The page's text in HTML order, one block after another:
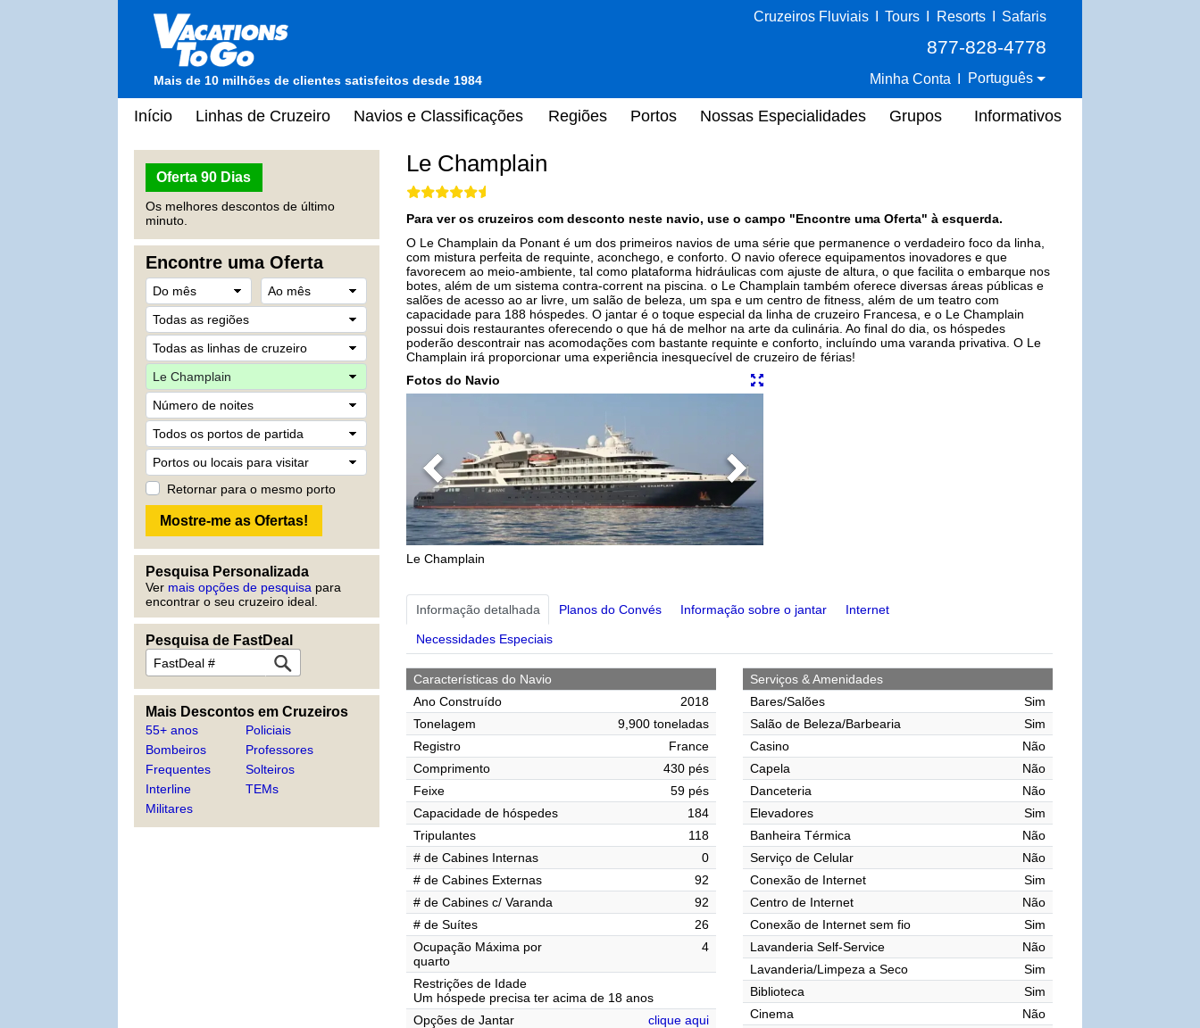
Mais de 10 milhões de clientes satisfeitos desde 1984
Cruzeiros Fluviais Tours Resorts Safaris
877-828-4778
Minha Conta Português
Início Linhas de Cruzeiro Navios e Classificações Regiões Portos Nossas Especialidades Grupos Informativos
Oferta 90 Dias
Os melhores descontos de último
minuto.
Encontre uma Oferta
Retornar para o mesmo porto
Pesquisa Personalizada
Ver mais opções de pesquisa para
encontrar o seu cruzeiro ideal.
Pesquisa de FastDeal
Mais Descontos em Cruzeiros
55+ anos
Bombeiros
Frequentes
Interline
Militares
Policiais
Professores
Solteiros
TEMs
Le Champlain
Para ver os cruzeiros com desconto neste navio, use o campo "Encontre uma Oferta" à esquerda.
O Le Champlain da Ponant é um dos primeiros navios de uma série que permanence o verdadeiro foco da linha,
com mistura perfeita de requinte, aconchego, e conforto. O navio oferece equipamentos inovadores e que
favorecem ao meio-ambiente, tal como plataforma hidráulicas com ajuste de altura, o que facilita o embarque nos
botes, além de um sistema contra-corrent na piscina. o Le Champlain também oferece diversas áreas públicas e
salões de acesso ao ar livre, um salão de beleza, um spa e um centro de fitness, além de um teatro com
capacidade para 188 hóspedes. O jantar é o toque especial da linha de cruzeiro Francesa, e o Le Champlain
possui dois restaurantes oferecendo o que há de melhor na arte da culinária. Ao final do dia, os hóspedes
poderão descontrair nas acomodações com bastante requinte e conforto, incluíndo uma varanda privativa. O Le
Champlain irá proporcionar uma experiência inesquecível de cruzeiro de férias!
Fotos do Navio
Previous Next
Le Champlain
Informação detalhada Planos do Convés Informação sobre o jantar Internet
Necessidades Especiais
Características do Navio
Ano Construído
2018
Tonelagem
9,900 toneladas
Registro
France
Comprimento
430 pés
Feixe
59 pés
Capacidade de hóspedes
184
Tripulantes
118
# de Cabines Internas
0
# de Cabines Externas
92
# de Cabines c/ Varanda
92
# de Suítes
26
Ocupação Máxima por
quarto
4
Restrições de Idade
Um hóspede precisa ter acima de 18 anos
Opções de Jantar
clique aqui
Serviços & Amenidades
Bares/Salões
Sim
Salão de Beleza/Barbearia
Sim
Casino
Não
Capela
Não
Danceteria
Não
Elevadores
Sim
Banheira Térmica
Não
Serviço de Celular
Não
Conexão de Internet
Sim
Centro de Internet
Não
Conexão de Internet sem fio
Sim
Lavanderia Self-Service
Não
Lavanderia/Limpeza a Seco
Sim
Biblioteca
Sim
Cinema
Não